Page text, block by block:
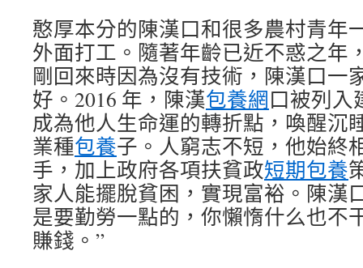
憨厚本分的陳漢口和很多農村青年
外面打工。隨著年齡已近不惑之年
剛回來時因為沒有技術，陳漢口一
好。2016 年，陳漢包養網口被列入
成為他人生命運的轉折點，喚醒沉
業種包養子。人窮志不短，他始終
手，加上政府各項扶貧政短期包養
家人能擺脫貧困，實現富裕。陳漢
是要勤勞一點的，你懶惰什么也不
賺錢。”